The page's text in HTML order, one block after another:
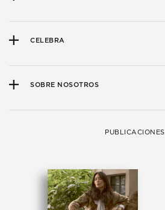
CELEBRA
SOBRE NOSOTROS
PUBLICACIONES